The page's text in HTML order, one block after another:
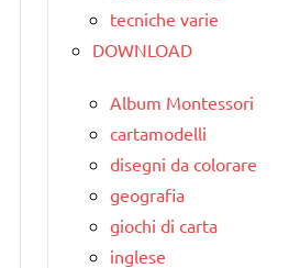
tecniche varie
DOWNLOAD
Album Montessori
cartamodelli
disegni da colorare
geografia
giochi di carta
inglese